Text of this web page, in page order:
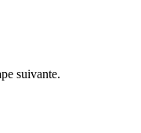
suivante.